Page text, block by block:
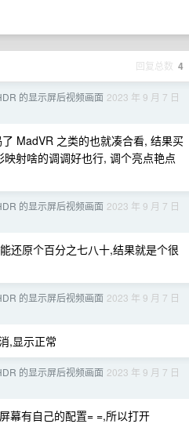
回复总数 4
2023 年 9 月 7 日
的显示屏后视频画面
MadVR 之类的也就凑合看, 结果买
射啥的调调好也行, 调个亮点艳点
2023 年 9 月 7 日
的显示屏后视频画面
还原个百分之七八十,结果就是个很
2023 年 9 月 7 日
的显示屏后视频画面
,显示正常
2023 年 9 月 7 日
的显示屏后视频画面
幕有自己的配置= =,所以打开